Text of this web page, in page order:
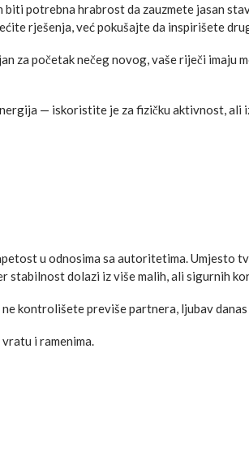
biti potrebna hrabrost da zauzmete jasan
rješenja, već pokušajte da inspirišete
za početak nečeg novog, vaše riječi imaju
— iskoristite je za fizičku aktivnost, ali
u odnosima sa autoritetima. Umjesto
stabilnost dolazi iz više malih, ali sigurnih
kontrolišete previše partnera, ljubav
i ramenima.